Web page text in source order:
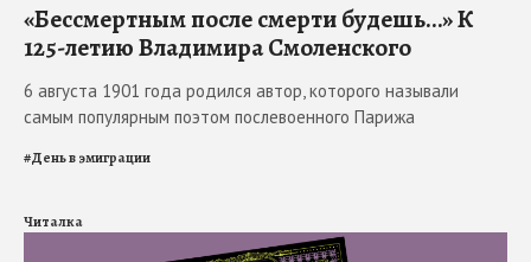
«Бессмертным после смерти будешь…» К
125-летию Владимира Смоленского
6 августа 1901 года родился автор, которого называли
самым популярным поэтом послевоенного Парижа
#День в эмиграции
Читалка